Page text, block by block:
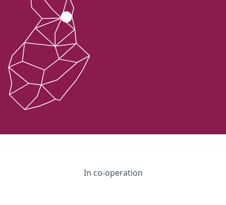
In co-operation